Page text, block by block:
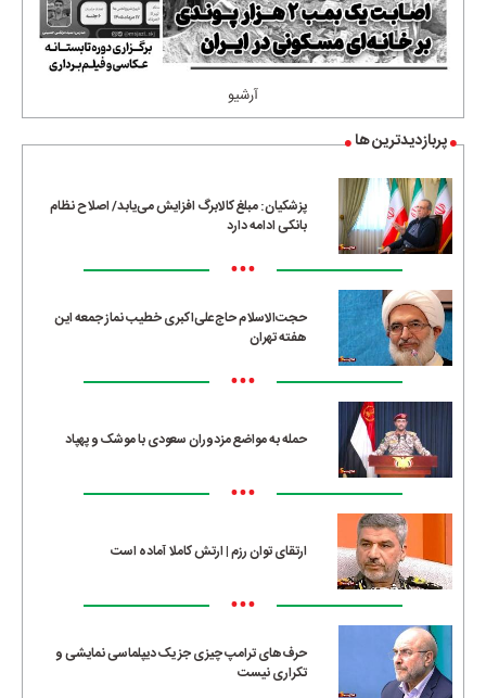
آرشیو
پربازدیدترین ها
پزشکیان: مبلغ کالابرگ افزایش می‌یابد/ اصلاح نظام
بانکی ادامه دارد
•••
حجت‌الاسلام حاج‌علی‌اکبری خطیب نماز جمعه این
هفته تهران
•••
حمله به مواضع مزدوران سعودی با موشک و پهپاد
•••
ارتقای توان رزم | ارتش کاملا آماده است
•••
حرف‌های ترامپ چیزی جز یک دیپلماسی نمایشی و
تکراری نیست